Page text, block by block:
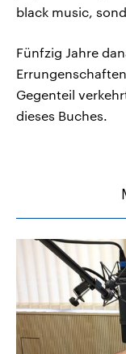
black music,
Fünfzig Jahre
Gegenteil
dieses Buches.